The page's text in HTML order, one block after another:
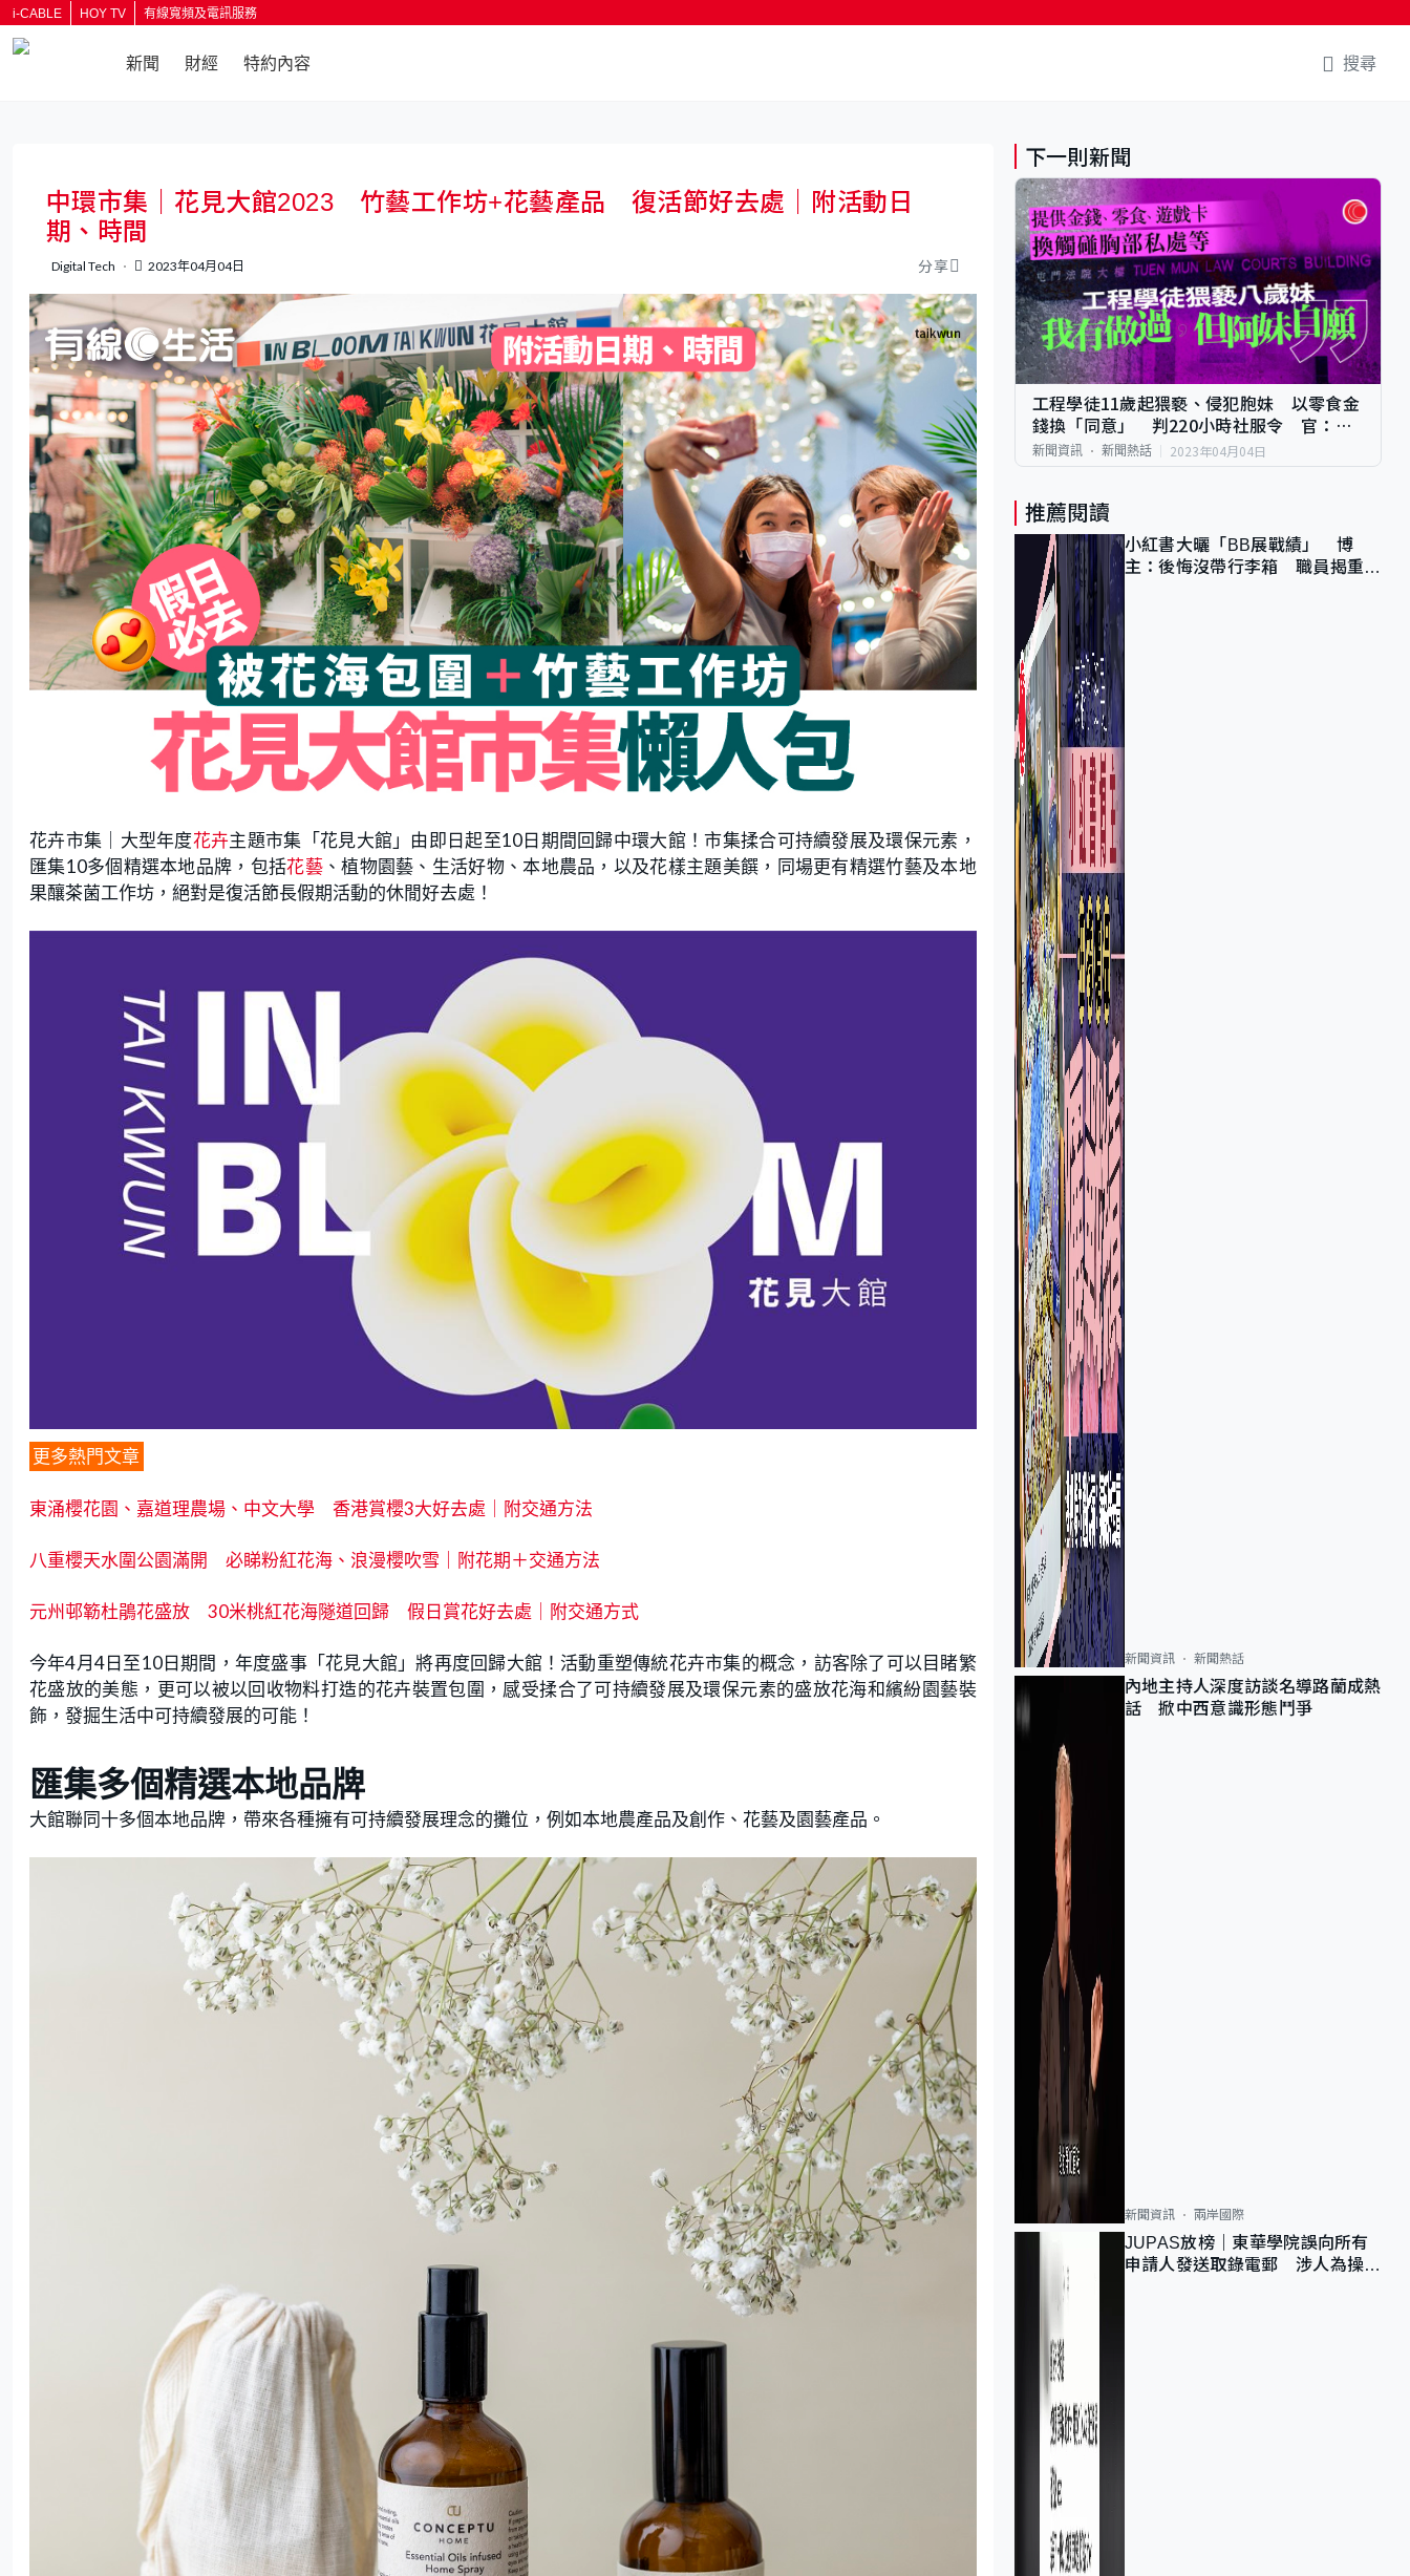
i-CABLE HOY TV 有線寬頻及電訊服務
新聞 財經 特約內容 搜尋
中環市集｜花見大館2023 竹藝工作坊+花藝產品 復活節好去處｜附活動日
期、時間
Digital Tech 2023年04月04日 分享
花卉市集｜大型年度花卉主題市集「花見大館」由即日起至10日期間回歸中環大館！市集揉合可持續發展及環保元素，
匯集10多個精選本地品牌，包括花藝、植物園藝、生活好物、本地農品，以及花樣主題美饌，同場更有精選竹藝及本地
果釀茶菌工作坊，絕對是復活節長假期活動的休閒好去處！
更多熱門文章
東涌櫻花園、嘉道理農場、中文大學 香港賞櫻3大好去處｜附交通方法
八重櫻天水圍公園滿開 必睇粉紅花海、浪漫櫻吹雪｜附花期＋交通方法
元州邨簕杜鵑花盛放 30米桃紅花海隧道回歸 假日賞花好去處｜附交通方式
今年4月4日至10日期間，年度盛事「花見大館」將再度回歸大館！活動重塑傳統花卉市集的概念，訪客除了可以目睹繁
花盛放的美態，更可以被以回收物料打造的花卉裝置包圍，感受揉合了可持續發展及環保元素的盛放花海和繽紛園藝裝
飾，發掘生活中可持續發展的可能！
匯集多個精選本地品牌
大館聯同十多個本地品牌，帶來各種擁有可持續發展理念的攤位，例如本地農產品及創作、花藝及園藝產品。
下一則新聞
工程學徒11歲起猥褻、侵犯胞妹 以零食金
錢換「同意」 判220小時社服令 官：犯
案年紀較小
新聞資訊 新聞熱話 2023年04月04日
推薦閱讀
小紅書大曬「BB展戰績」 博
主：後悔沒帶行李箱 職員揭重複
新聞資訊 新聞熱話
內地主持人深度訪談名導路蘭成熱
話 掀中西意識形態鬥爭
新聞資訊 兩岸國際
JUPAS放榜｜東華學院誤向所有
申請人發送取錄電郵 涉人為操作